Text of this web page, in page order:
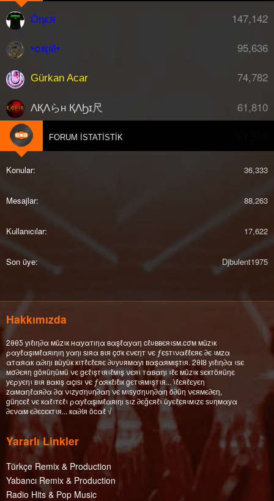
147,142
Öηєя
95,636
•໐ຊiē•
74,782
Gürkan Acar
61,810
ΛҚΛらн ҚΛϦɪ尺
djberkFORUM İSTATISTIK
Konular 36,333
Mesajlar 88,263
Kullanıcılar 17,622
Son üye Djbulent1975
Hakkımızda
2θθƼ уıℓıη∂α мüzιк нαуαтıηα вαşℓαуαη cℓυввєяιѕм.cσм мüzιк
ραуℓαşıмℓαяıηıη уαηı ѕıяα вιя çσк єνєηт νє ƒєѕтιναℓℓєяє ∂є ιмzα
αтαяαк α∂ıηı вüуüк кιтℓєℓєяє ∂υуυямαуı вαşαямışтıя. 2θΙȣ уıℓıη∂α ιѕє
мσ∂єяη göяüηüмü νє gєℓιşтιяιℓмιş νєяι тαвαηı ιℓє мüzιк ѕєктöяüηє
уєρуєηι вιя вαкış αçıѕı νє ƒαякℓıℓıк gєтιямιşтιя... ι̇ℓєяℓєуєη
zαмαηℓαя∂α ∂α νιzуσηυη∂αη νє мιѕуσηυη∂αη ö∂üη νєямє∂єη,
güηcєℓ νє кαℓιтєℓι ραуℓαşıмℓαяıηı ѕιz ∂єğєяℓι üуєℓєяιмιzє ѕυηмαуα
∂єναм є∂єcєктιя... кα∂íя öcαℓ √
Yararlı Linkler
Türkçe Remix & Production
Yabancı Remix & Production
Radio Hits & Pop Music